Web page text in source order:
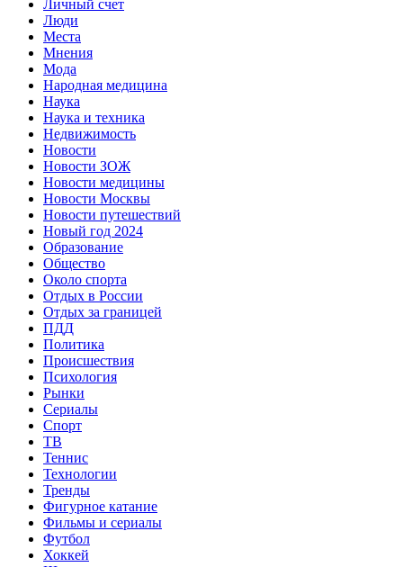
Личный счет
Люди
Места
Мнения
Мода
Народная медицина
Наука
Наука и техника
Недвижимость
Новости
Новости ЗОЖ
Новости медицины
Новости Москвы
Новости путешествий
Новый год 2024
Образование
Общество
Около спорта
Отдых в России
Отдых за границей
ПДД
Политика
Происшествия
Психология
Рынки
Сериалы
Спорт
ТВ
Теннис
Технологии
Тренды
Фигурное катание
Фильмы и сериалы
Футбол
Хоккей